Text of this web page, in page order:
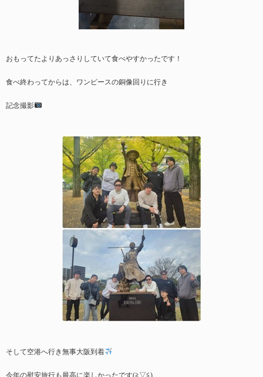
おもってたよりあっさりしていて食べやすかったです！
食べ終わってからは、ワンピースの銅像回りに行き
記念撮影
そして空港へ行き無事大阪到着
今年の慰安旅行も最高に楽しかったです(≧▽≦)